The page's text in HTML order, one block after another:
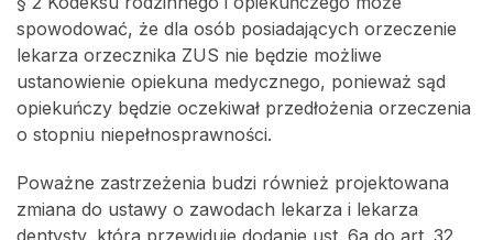
spowodować, że dla osób posiadających orzeczenie
lekarza orzecznika ZUS nie będzie możliwe
ustanowienie opiekuna medycznego, ponieważ sąd
opiekuńczy będzie oczekiwał przedłożenia orzeczenia
o stopniu niepełnosprawności.
Poważne zastrzeżenia budzi również projektowana
zmiana do ustawy o zawodach lekarza i lekarza
dentysty, która przewiduje dodanie ust. 6a do art. 32